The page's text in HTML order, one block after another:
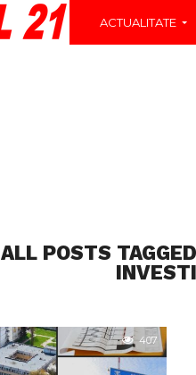
ACTUALITATE
ALL POSTS
407